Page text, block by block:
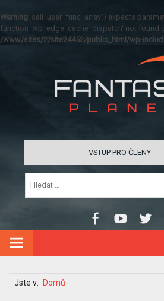
Warning: call_user_func_array() expects
function 'wp_edge_cache_dispatch' not found
/www/sites/2/site24452/public_html/wp-
VSTUP PRO ČLENY
Jste v: Domů